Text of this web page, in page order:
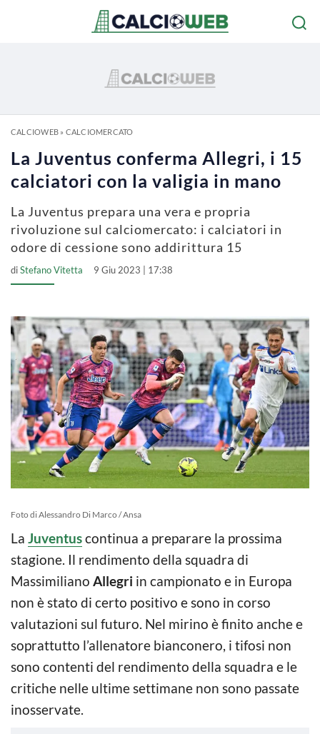
CALCIOWEB» CALCIOMERCATO
La Juventus conferma Allegri, i 15
calciatori con la valigia in mano
La Juventus prepara una vera e propria
rivoluzione sul calciomercato: i calciatori in
odore di cessione sono addirittura 15
diStefano Vitetta 9 Giu 2023 | 17:38
Foto di Alessandro Di Marco / Ansa
La Juventuscontinua a preparare la prossima
stagione. Il rendimento della squadra di
Massimiliano Allegri in campionato e in Europa
non è stato di certo positivo e sono in corso
valutazioni sul futuro. Nel mirino è finito anche e
soprattutto l’allenatore bianconero, i tifosi non
sono contenti del rendimento della squadra e le
critiche nelle ultime settimane non sono passate
inosservate.